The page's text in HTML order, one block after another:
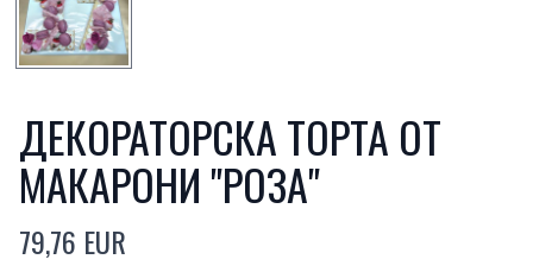
ДЕКОРАТОРСКА ТОРТА ОТ
МАКАРОНИ "РОЗА"
Product information
79,76 EUR